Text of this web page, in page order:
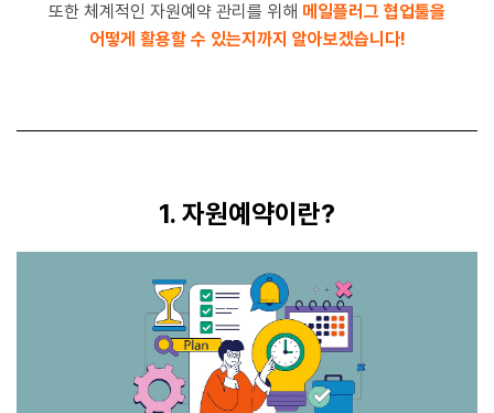
또한 체계적인 자원예약 관리를 위해 메일플러그 협업툴을
어떻게 활용할 수 있는지까지 알아보겠습니다!
1. 자원예약이란?